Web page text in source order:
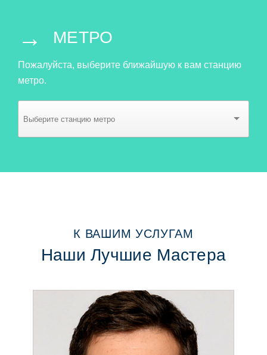
→ МЕТРО
Пожалуйста, выберите ближайшую к вам станцию
метро.
К ВАШИМ УСЛУГАМ
Наши Лучшие Мастера